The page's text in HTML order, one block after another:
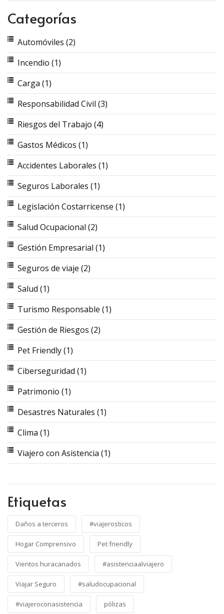
Categorías
Automóviles (2)
Incendio (1)
Carga (1)
Responsabilidad Civil (3)
Riesgos del Trabajo (4)
Gastos Médicos (1)
Accidentes Laborales (1)
Seguros Laborales (1)
Legislación Costarricense (1)
Salud Ocupacional (2)
Gestión Empresarial (1)
Seguros de viaje (2)
Salud (1)
Turismo Responsable (1)
Gestión de Riesgos (2)
Pet Friendly(1)
Ciberseguridad (1)
Patrimonio (1)
Desastres Naturales (1)
Clima (1)
Viajero con Asistencia (1)
Etiquetas
Daños a terceros #viajerosticos
Hogar Comprensivo Pet friendly
Vientos huracanados #asistenciaalviajero
Viajar Seguro #saludocupacional
#viajeroconasistencia pólizas